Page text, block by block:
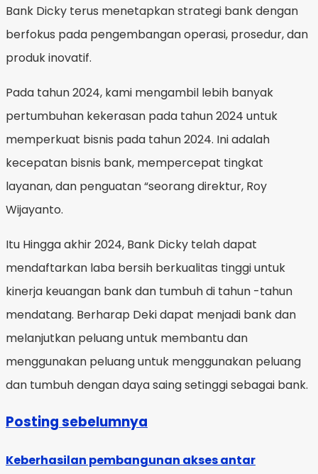
Bank Dicky terus menetapkan strategi bank dengan
berfokus pada pengembangan operasi, prosedur, dan
produk inovatif.
Pada tahun 2024, kami mengambil lebih banyak
pertumbuhan kekerasan pada tahun 2024 untuk
memperkuat bisnis pada tahun 2024. Ini adalah
kecepatan bisnis bank, mempercepat tingkat
layanan, dan penguatan “seorang direktur, Roy
Wijayanto.
Itu Hingga akhir 2024, Bank Dicky telah dapat
mendaftarkan laba bersih berkualitas tinggi untuk
kinerja keuangan bank dan tumbuh di tahun -tahun
mendatang. Berharap Deki dapat menjadi bank dan
melanjutkan peluang untuk membantu dan
menggunakan peluang untuk menggunakan peluang
dan tumbuh dengan daya saing setinggi sebagai bank.
Posting sebelumnya
Keberhasilan pembangunan akses antar